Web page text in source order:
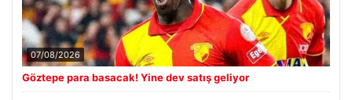
07/08/2026
Göztepe para basacak! Yine dev satış geliyor